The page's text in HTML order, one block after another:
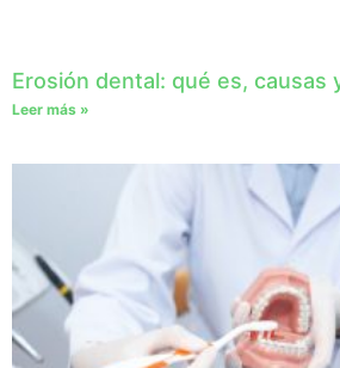
Erosión dental: qué es, causas
Leer más »